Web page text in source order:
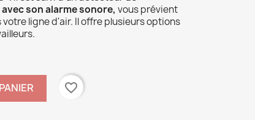
son alarme sonore, vous prévient
ligne d'air. Il offre plusieurs options
favorite_border